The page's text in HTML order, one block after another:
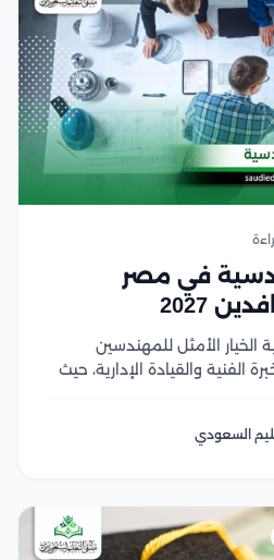
في مصر
2027
الخيار الأمثل للمهندسين
الفنية والقيادة الإدارية، حيث
وفي هذا المقال سوفالسعودي